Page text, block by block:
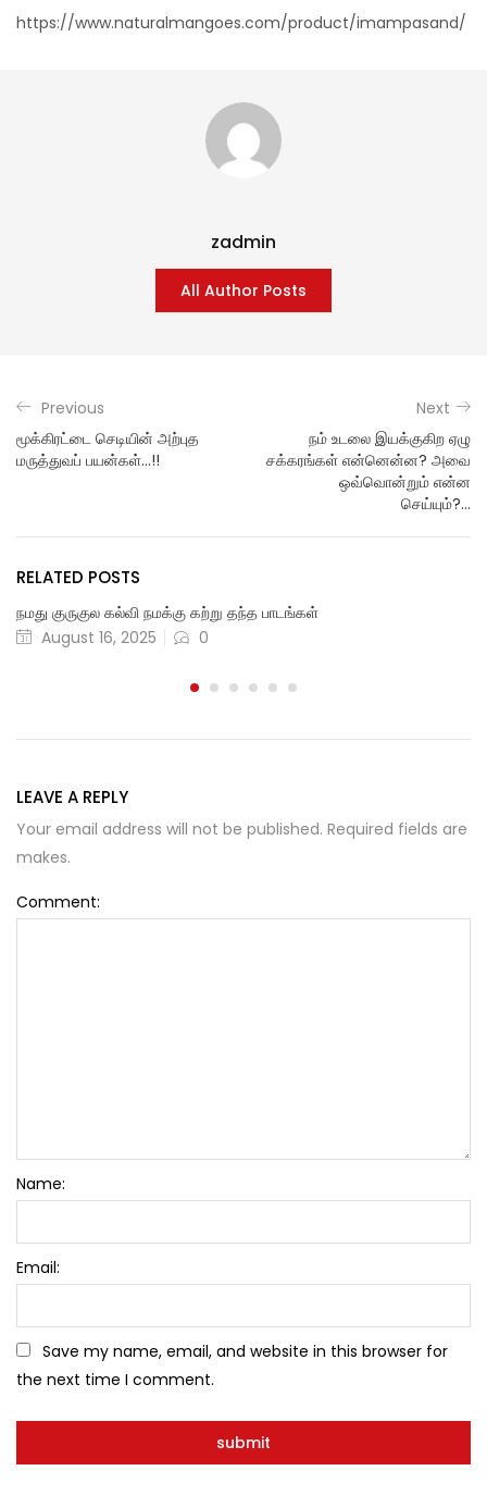
https://www.naturalmangoes.com/product/imampasand/
zadmin
All Author Posts
Previous
மூக்கிரட்டை செடியின் அற்புத
மருத்துவப் பயன்கள்…!!
Next
நம் உடலை இயக்குகிற ஏழு
சக்கரங்கள் என்னென்ன? அவை
ஒவ்வொன்றும் என்ன
செய்யும்?…
RELATED POSTS
நமது குருகுல கல்வி நமக்கு கற்று தந்த பாடங்கள்
August 16, 2025
0
LEAVE A REPLY
Your email address will not be published. Required fields are
makes.
Comment:
Name:
Email:
Save my name, email, and website in this browser for
the next time I comment.